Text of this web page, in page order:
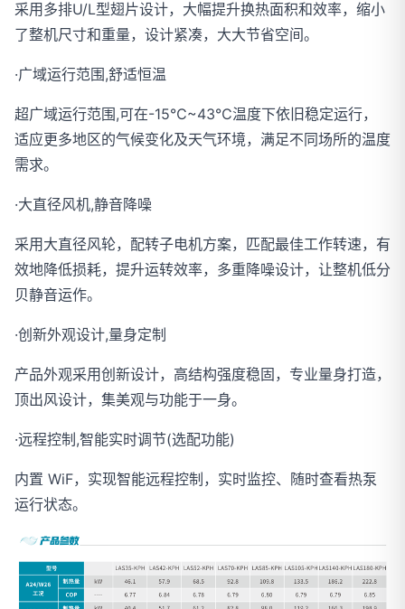
采用多排U/L型翅片设计，大幅提升换热面积和效率，缩小
了整机尺寸和重量，设计紧凑，大大节省空间。
·广域运行范围,舒适恒温
超广域运行范围,可在-15℃~43℃温度下依旧稳定运行，
适应更多地区的气候变化及天气环境，满足不同场所的温度
需求。
·大直径风机,静音降噪
采用大直径风轮，配转子电机方案，匹配最佳工作转速，有
效地降低损耗，提升运转效率，多重降噪设计，让整机低分
贝静音运作。
·创新外观设计,量身定制
产品外观采用创新设计，高结构强度稳固，专业量身打造，
顶出风设计，集美观与功能于一身。
·远程控制,智能实时调节(选配功能)
内置 WiF，实现智能远程控制，实时监控、随时查看热泵
运行状态。